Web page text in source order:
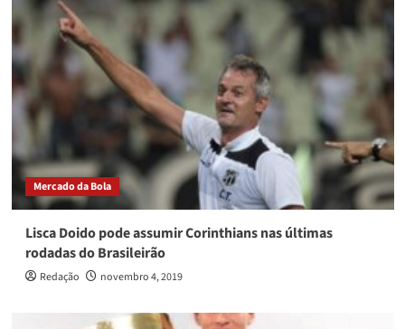
Mercado da Bola
Lisca Doido pode assumir Corinthians nas últimas
rodadas do Brasileirão
Redação novembro 4, 2019